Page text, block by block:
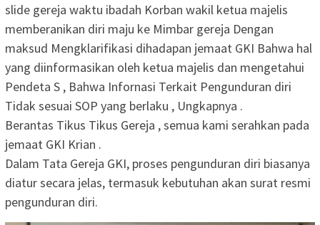
slide gereja waktu ibadah Korban wakil ketua majelis
memberanikan diri maju ke Mimbar gereja Dengan
maksud Mengklarifikasi dihadapan jemaat GKI Bahwa hal
yang diinformasikan oleh ketua majelis dan mengetahui
Pendeta S , Bahwa Infornasi Terkait Pengunduran diri
Tidak sesuai SOP yang berlaku , Ungkapnya .
‎Berantas Tikus Tikus Gereja , semua kami serahkan pada
jemaat GKI Krian .
‎Dalam Tata Gereja GKI, proses pengunduran diri biasanya
diatur secara jelas, termasuk kebutuhan akan surat resmi
pengunduran diri.